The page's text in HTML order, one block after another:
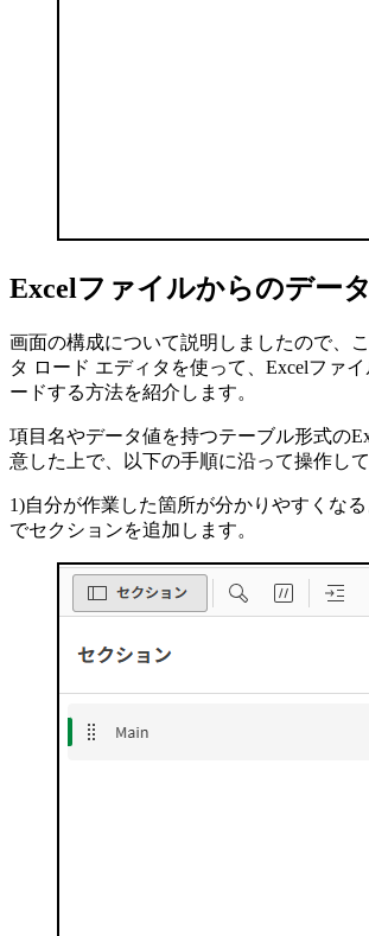
Excelファイルからのデー
画面の構成について説明しましたので、
タ ロード エディタを使って、Excelファ
ードする方法を紹介します。
項目名やデータ値を持つテーブル形式の
意した上で、以下の手順に沿って操作して
1)自分が作業した箇所が分かりやすくな
でセクションを追加します。